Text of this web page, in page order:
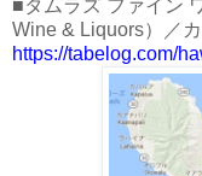
■タムラズ ファイン
Wine & Liquors）／
https://tabelog.com/